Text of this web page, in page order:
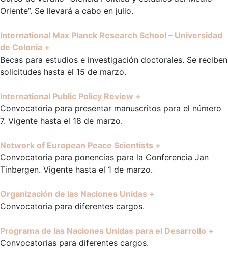
Oriente”. Se llevará a cabo en julio.
International Max Planck Research School – Universidad
de Colonia +
Becas para estudios e investigación doctorales. Se reciben
solicitudes hasta el 15 de marzo.
International Public Policy Review +
Convocatoria para presentar manuscritos para el número
7. Vigente hasta el 18 de marzo.
Network of European Peace Scientists +
Convocatoria para ponencias para la Conferencia Jan
Tinbergen. Vigente hasta el 1 de marzo.
Organización de las Naciones Unidas +
Convocatoria para diferentes cargos.
Programa de las Naciones Unidas para el Desarrollo +
Convocatorias para diferentes cargos.